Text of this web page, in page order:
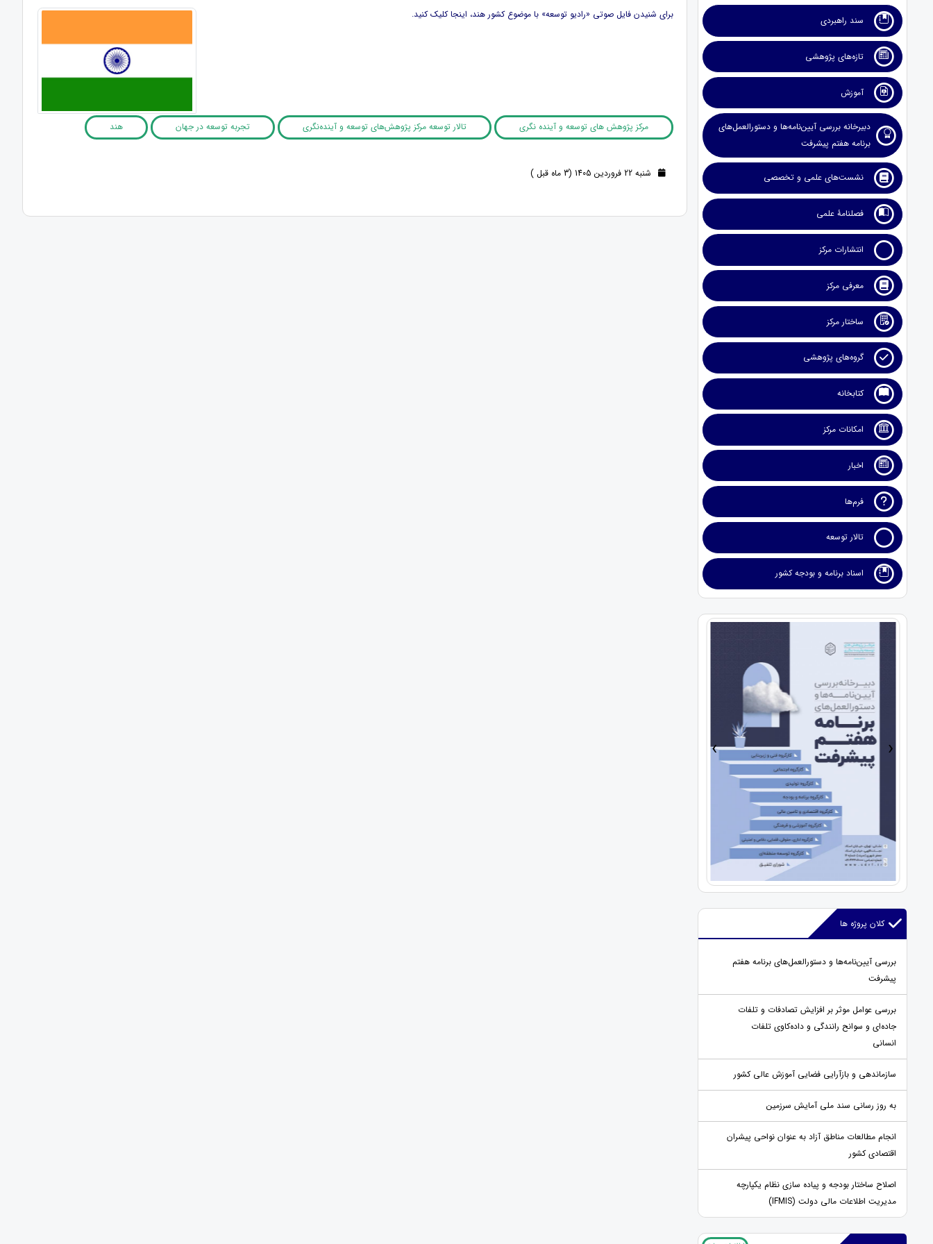
سند راهبردی
تازه‌های پژوهشی
آموزش
دبیرخانه بررسی آیین‌نامه‌ها و دستورالعمل‌های
برنامه هفتم پیشرفت
نشست‌های علمی و تخصصی
فصلنامۀ علمی
انتشارات مرکز
معرفی مرکز
ساختار مرکز
گروه‌های پژوهشی
کتابخانه
امکانات مرکز
اخبار
فرم‌ها
تالار توسعه
اسناد برنامه و بودجه کشور
› ‹
کلان پروژه ها
بررسی آیین‌نامه‌ها و دستورالعمل‌های برنامه هفتم
پیشرفت
بررسی عوامل موثر بر افزایش تصادفات و تلفات
جاده‌ای و سوانح رانندگی و داده‌کاوی تلفات
انسانی
سازماندهی و بازآرایی فضایی آموزش عالی کشور
به روز رسانی سند ملی آمایش سرزمین
انجام مطالعات مناطق آزاد به عنوان نواحی پیشران
اقتصادی کشور
اصلاح ساختار بودجه و پیاده سازی نظام یکپارچه
مدیریت اطلاعات مالی دولت (IFMIS)
برای شنیدن فایل صوتی «رادیو توسعه» با موضوع کشور هند، اینجا کلیک کنید.
مرکز پژوهش های توسعه و آینده نگری تالار توسعه مرکز پژوهش‌های توسعه و آینده‌نگری تجربه توسعه در جهان هند
شنبه 22 فروردین 1405 (3 ماه قبل )